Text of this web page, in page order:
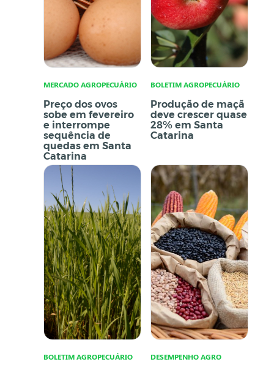
MERCADO AGROPECUÁRIO
Preço dos ovos
sobe em fevereiro
e interrompe
sequência de
quedas em Santa
Catarina
BOLETIM AGROPECUÁRIO
Produção de maçã
deve crescer quase
28% em Santa
Catarina
BOLETIM AGROPECUÁRIO DESEMPENHO AGRO